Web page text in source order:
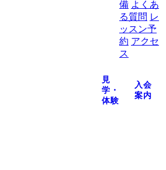
備 よくあ
る質問 レ
ッスン予
約 アクセ
ス
見
学・
体験
入会
案内